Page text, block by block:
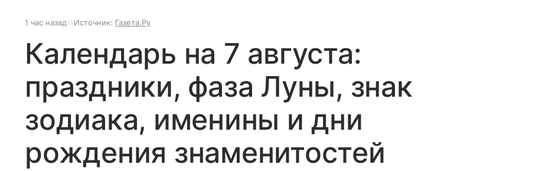
1 час назад Источник: Газета.Ру
Календарь на 7 августа:
праздники, фаза Луны, знак
зодиака, именины и дни
рождения знаменитостей